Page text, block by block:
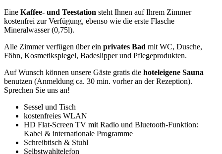
Eine Kaffee- und Teestation steht Ihnen auf Ihrem Zimmer
kostenfrei zur Verfügung, ebenso wie die erste Flasche
Mineralwasser (0,75l).
Alle Zimmer verfügen über ein privates Bad mit WC, Dusche,
Föhn, Kosmetikspiegel, Badeslipper und Pflegeprodukten.
Auf Wunsch können unsere Gäste gratis die hoteleigene Sauna
benutzen (Anmeldung ca. 30 min. vorher an der Rezeption).
Sprechen Sie uns an!
Sessel und Tisch
kostenfreies WLAN
HD Flat-Screen TV mit Radio und Bluetooth-Funktion:
Kabel & internationale Programme
Schreibtisch & Stuhl
Selbstwahltelefon